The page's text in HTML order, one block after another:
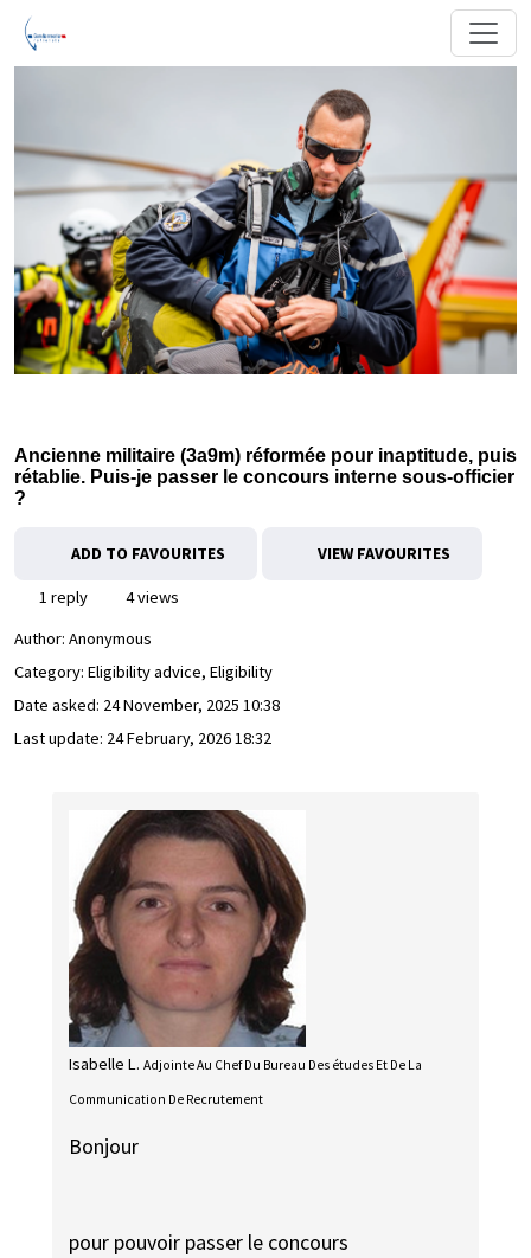
Ancienne militaire (3a9m) réformée pour inaptitude, puis
rétablie. Puis-je passer le concours interne sous-officier
?
ADD TO FAVOURITES VIEW FAVOURITES
1 reply
4 views
Author: Anonymous
Category: Eligibility advice, Eligibility
Date asked: 24 November, 2025 10:38
Last update: 24 February, 2026 18:32
Isabelle L. Adjointe Au Chef Du Bureau Des études Et De La
Communication De Recrutement
Bonjour
pour pouvoir passer le concours